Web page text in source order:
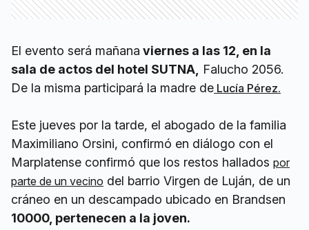
El evento será mañana viernes a las 12, en la
sala de actos del hotel SUTNA,
Falucho 2056.
De la misma participará la madre de Lucía Pérez.
Este jueves por la tarde, el abogado de la familia
Maximiliano Orsini, confirmó en diálogo con el
Marplatense confirmó que los restos hallados por
parte de un vecino del barrio Virgen de Luján, de un
cráneo en un descampado ubicado en Brandsen
10000, pertenecen a la joven.